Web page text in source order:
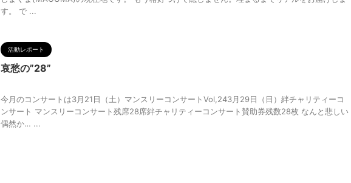
す。 で ...
活動レポート
哀愁の”28”
今月のコンサートは3月21日（土）マンスリーコンサートVol,243月29日（日）絆チャリティーコ
ンサート マンスリーコンサート残席28席絆チャリティーコンサート賛助券残数28枚 なんと悲しい
偶然か… ...